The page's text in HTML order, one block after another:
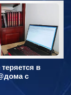
в
с